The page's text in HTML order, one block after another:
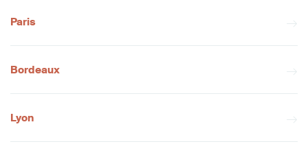
Paris
Bordeaux
Lyon